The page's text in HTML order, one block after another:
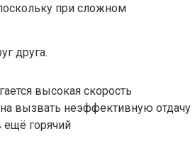
при сложном
друга.
высокая скорость
вызвать неэффективную отдачу
ещё горячий